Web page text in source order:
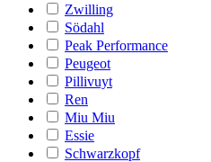
Zwilling
Södahl
Peak Performance
Peugeot
Pillivuyt
Ren
Miu Miu
Essie
Schwarzkopf